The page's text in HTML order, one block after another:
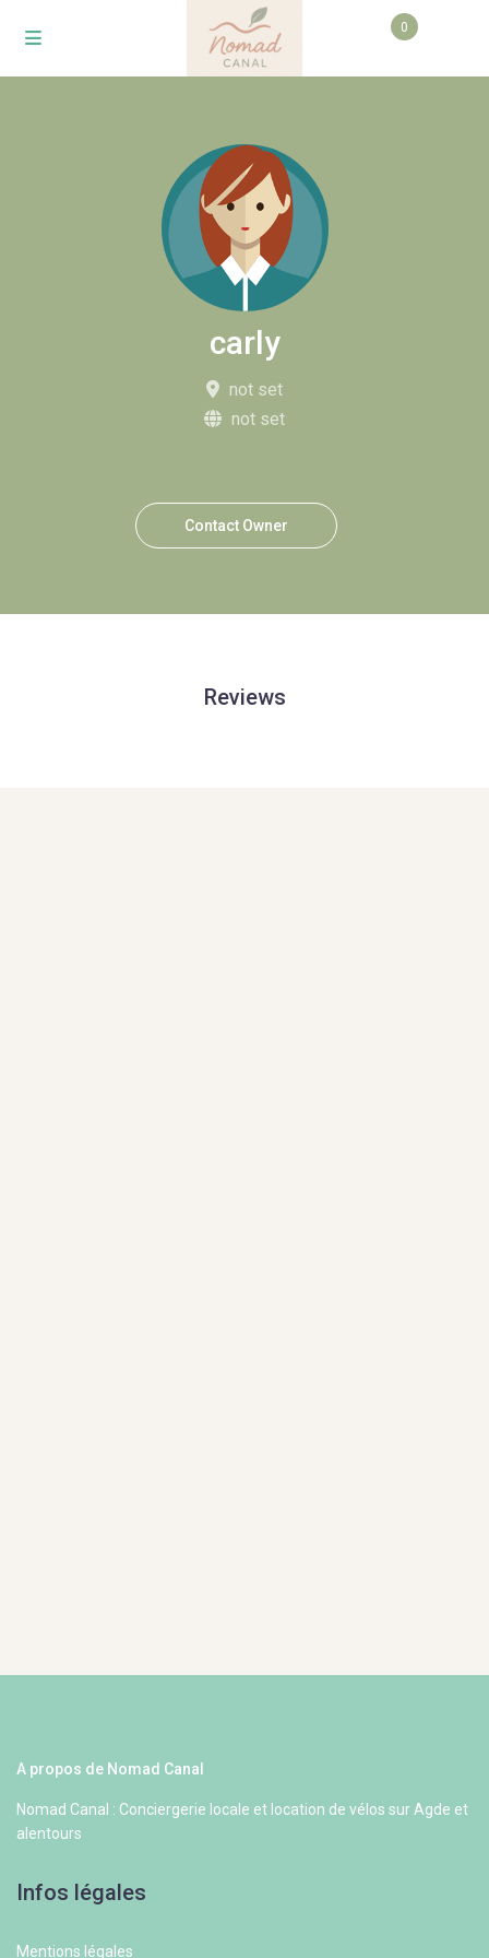
0
carly
not set
not set
Contact Owner
Reviews
A propos de Nomad Canal
Nomad Canal : Conciergerie locale et location de vélos sur Agde et
alentours
Infos légales
Mentions légales